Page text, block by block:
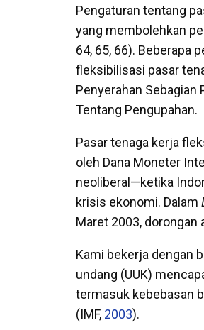
Pengaturan tentang
yang membolehkan
64, 65, 66). Beberapa
fleksibilisasi pasar
Penyerahan Sebagian
Tentang Pengupahan.
Pasar tenaga kerja
oleh Dana Moneter
neoliberal—ketika
krisis ekonomi. Dalam
Maret 2003,
Kami bekerja dengan
undang (UUK)
termasuk kebebasan
(IMF, 2003).